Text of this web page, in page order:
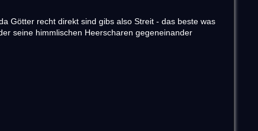
Götter recht direkt sind gibs also Streit - das beste was
seine himmlischen Heerscharen gegeneinander